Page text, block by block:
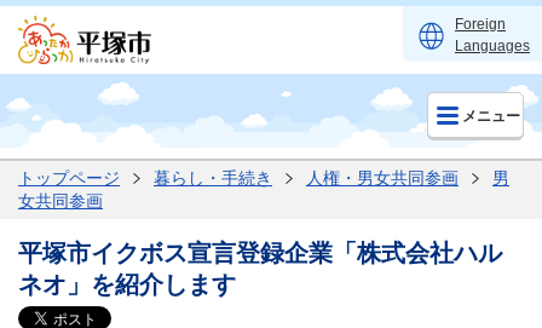
Foreign
Languages
メニュー
トップページ 暮らし・手続き 人権・男女共同参画
男
女共同参画
平塚市イクボス宣言登録企業「株式会社ハル
ネオ」を紹介します